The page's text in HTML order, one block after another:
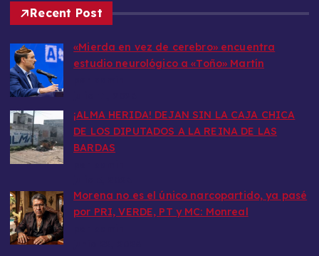
Recent Post
«Mierda en vez de cerebro» encuentra
estudio neurológico a «Toño» Martín
​¡ALMA HERIDA! DEJAN SIN LA CAJA CHICA
DE LOS DIPUTADOS A LA REINA DE LAS
BARDAS
Morena no es el único narcopartido, ya pasé
por PRI, VERDE, PT y MC: Monreal